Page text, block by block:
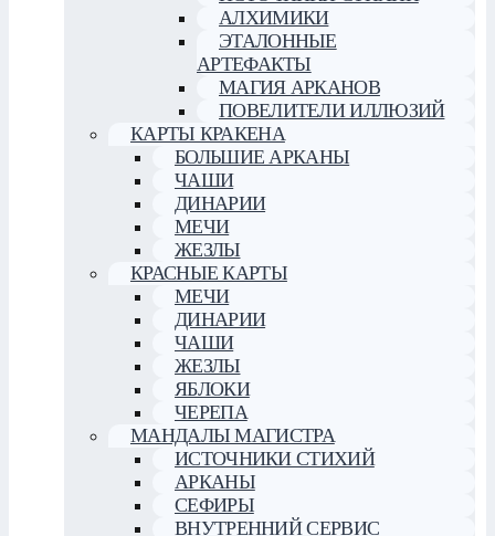
АЛХИМИКИ
ЭТАЛОННЫЕ
АРТЕФАКТЫ
МАГИЯ АРКАНОВ
ПОВЕЛИТЕЛИ ИЛЛЮЗИЙ
КАРТЫ КРАКЕНА
БОЛЬШИЕ АРКАНЫ
ЧАШИ
ДИНАРИИ
МЕЧИ
ЖЕЗЛЫ
КРАСНЫЕ КАРТЫ
МЕЧИ
ДИНАРИИ
ЧАШИ
ЖЕЗЛЫ
ЯБЛОКИ
ЧЕРЕПА
МАНДАЛЫ МАГИСТРА
ИСТОЧНИКИ СТИХИЙ
АРКАНЫ
СЕФИРЫ
ВНУТРЕННИЙ СЕРВИС